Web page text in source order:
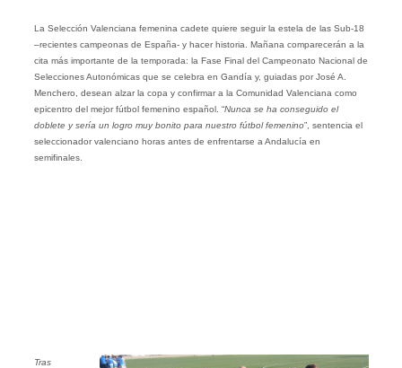
La Selección Valenciana femenina cadete quiere seguir la estela de las Sub-18
–recientes campeonas de España- y hacer historia. Mañana comparecerán a la
cita más importante de la temporada: la Fase Final del Campeonato Nacional de
Selecciones Autonómicas que se celebra en Gandía y, guiadas por José A.
Menchero, desean alzar la copa y confirmar a la Comunidad Valenciana como
epicentro del mejor fútbol femenino español. “Nunca se ha conseguido el
doblete y sería un logro muy bonito para nuestro fútbol femenino”, sentencia el
seleccionador valenciano horas antes de enfrentarse a Andalucía en
semifinales.
Tras